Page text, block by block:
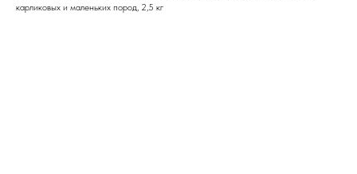
карликовых и маленьких пород, 2,5 кг